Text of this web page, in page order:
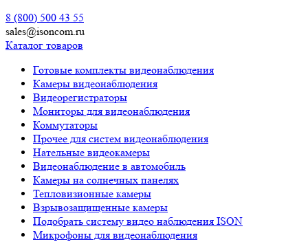
8 (800) 500 43 55
sales@isoncom.ru
Каталог товаров
Готовые комплекты видеонаблюдения
Камеры видеонаблюдения
Видеорегистраторы
Мониторы для видеонаблюдения
Коммутаторы
Прочее для систем видеонаблюдения
Нательные видеокамеры
Видеонаблюдение в автомобиль
Камеры на солнечных панелях
Тепловизионные камеры
Взрывозащищенные камеры
Подобрать систему видео наблюдения ISON
Микрофоны для видеонаблюдения